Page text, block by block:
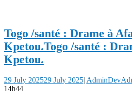
Togo /santé : Drame à
Kpetou.Togo /santé :
Kpetou.
29 July 202529 July 2025| AdminDev
14h44